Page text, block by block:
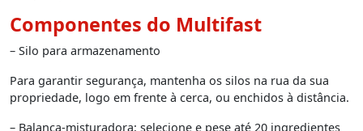
Componentes do Multifast
– Silo para armazenamento
Para garantir segurança, mantenha os silos na rua da sua
propriedade, logo em frente à cerca, ou enchidos à distância.
– Balança-misturadora: selecione e pese até 20 ingredientes